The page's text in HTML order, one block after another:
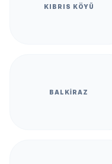
KIBRIS KÖYÜ
BALKIRAZ